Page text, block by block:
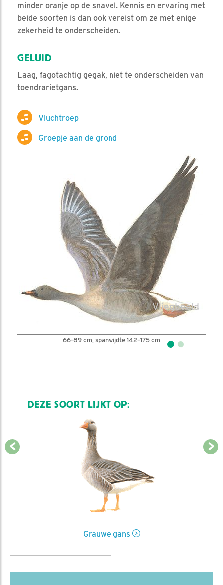
minder oranje op de snavel. Kennis en ervaring met
beide soorten is dan ook vereist om ze met enige
zekerheid te onderscheiden.
GELUID
Laag, fagotachtig gegak, niet te onderscheiden van
toendrarietgans.
Vluchtroep
Groepje aan de grond
66-89 cm, spanwijdte 142–175 cm
DEZE SOORT LIJKT OP:
Grauwe gans